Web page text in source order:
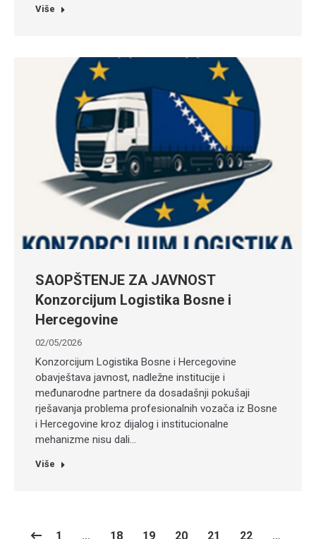
Više
SAOPŠTENJE ZA JAVNOST
Konzorcijum Logistika Bosne i
Hercegovine
02/05/2026
Konzorcijum Logistika Bosne i Hercegovine
obavještava javnost, nadležne institucije i
međunarodne partnere da dosadašnji pokušaji
rješavanja problema profesionalnih vozača iz Bosne
i Hercegovine kroz dijalog i institucionalne
mehanizme nisu dali…
Više
1 … 18 19 20 21 22 …